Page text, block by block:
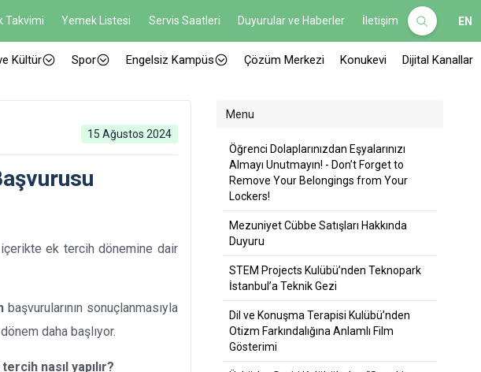
Takvimi Yemek Listesi Servis Saatleri Duyurular ve Haberler İletişim EN
Kültür Spor Engelsiz Kampüs Çözüm Merkezi Konukevi Dijital Kanallar
15 Ağustos 2024
ek tercih dönemine dair
başvurularının sonuçlanmasıyla
daha başlıyor.
nasıl yapılır?
Menu
Öğrenci Dolaplarınızdan Eşyalarınızı
Almayı Unutmayın! - Don’t Forget to
Remove Your Belongings from Your
Lockers!
Mezuniyet Cübbe Satışları Hakkında
Duyuru
STEM Projects Kulübü’nden Teknopark
İstanbul’a Teknik Gezi
Dil ve Konuşma Terapisi Kulübü’nden
Otizm Farkındalığına Anlamlı Film
Gösterimi